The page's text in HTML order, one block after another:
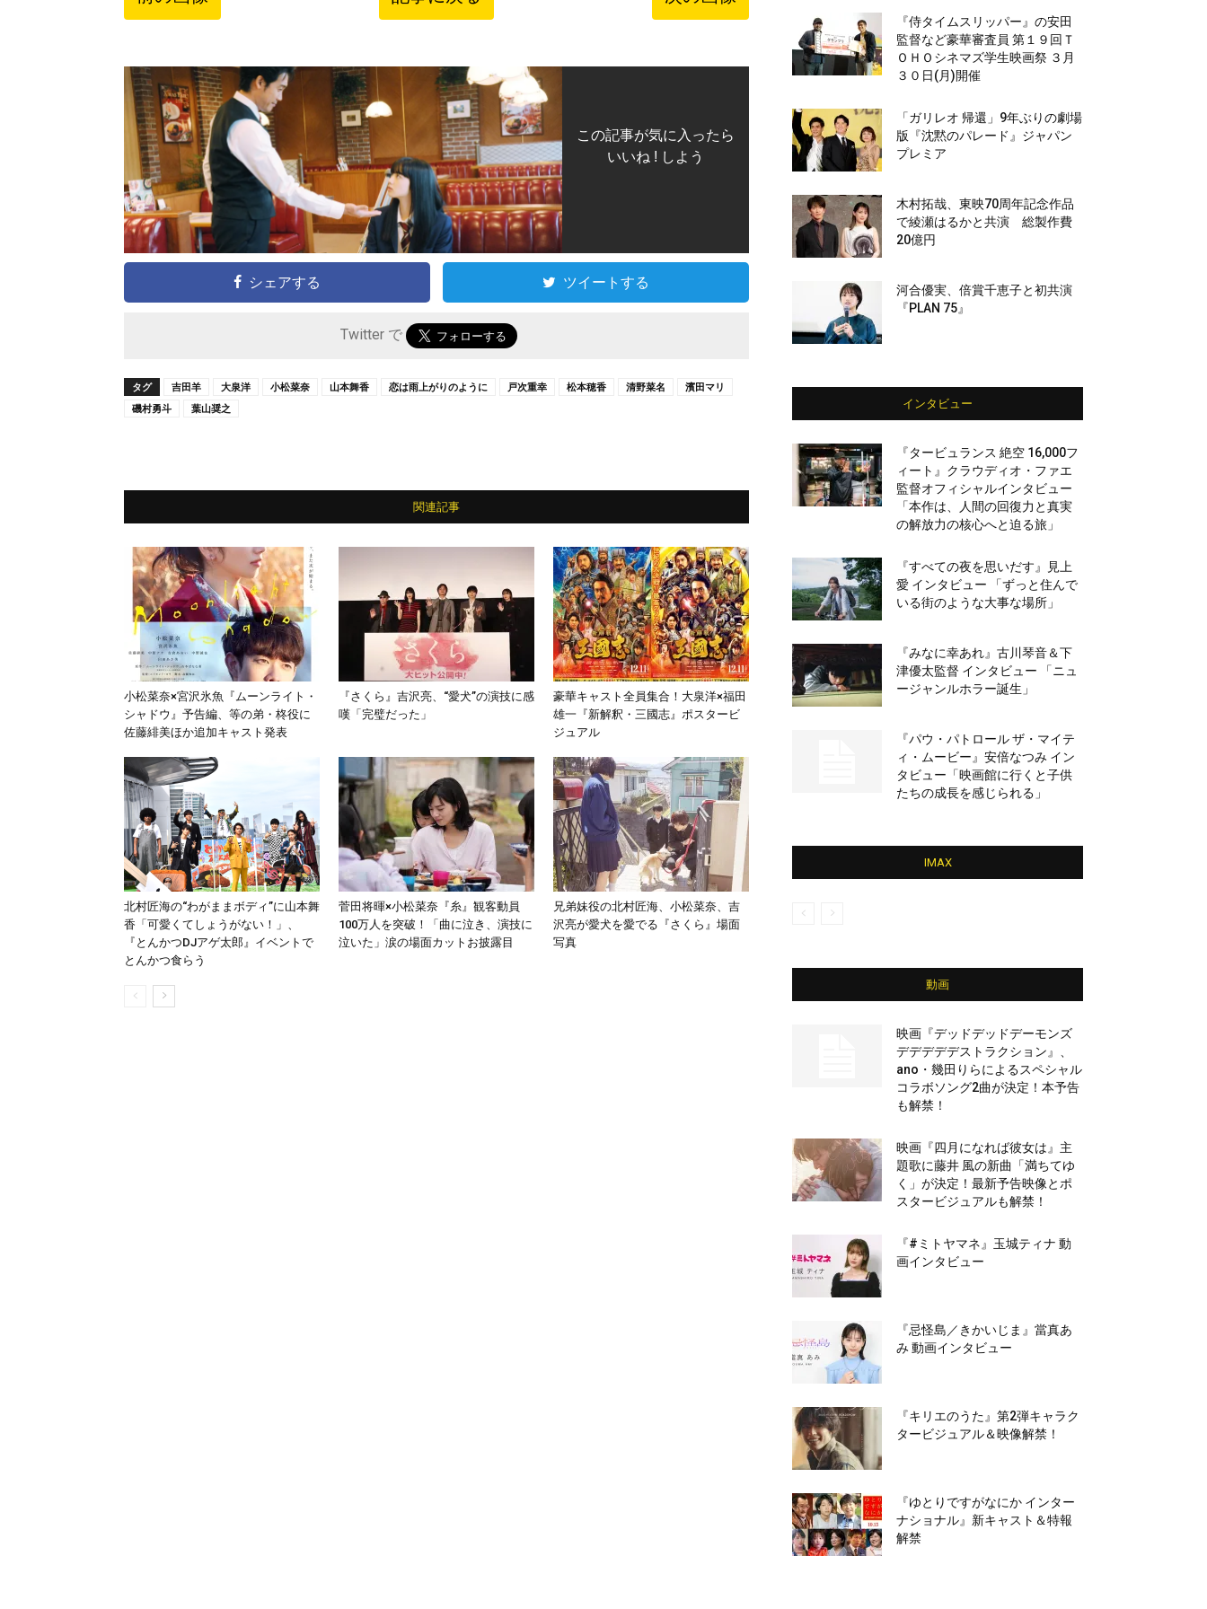
この記事が気に入ったら
いいね ! しよう
シェアする ツイートする
Twitter で
タグ 吉田羊 大泉洋 小松菜奈 山本舞香 恋は雨上がりのように 戸次重幸 松本穂香 清野菜名
濱田マリ
磯村勇斗
葉山奨之
関連記事
小松菜奈×宮沢氷魚『ムーンライト・
シャドウ』予告編、等の弟・柊役に
佐藤緋美ほか追加キャスト発表
『さくら』吉沢亮、“愛⽝”の演技に感
嘆「完璧だった」
豪華キャスト全員集合！大泉洋×福田
雄一『新解釈・三國志』ポスタービ
ジュアル
北村匠海の“わがままボディ”に山本舞
香「可愛くてしょうがない！」、
『とんかつDJアゲ太郎』イベントで
とんかつ食らう
菅田将暉×小松菜奈『糸』観客動員
100万人を突破！「曲に泣き、演技に
泣いた」涙の場面カットお披露目
兄弟妹役の北村匠海、小松菜奈、吉
沢亮が愛犬を愛でる『さくら』場面
写真
『侍タイムスリッパー』の安田
監督など豪華審査員 第１９回Ｔ
ＯＨＯシネマズ学生映画祭 ３月
３０日(月)開催
「ガリレオ 帰還」9年ぶりの劇場
版『沈黙のパレード』ジャパン
プレミア
木村拓哉、東映70周年記念作品
で綾瀬はるかと共演 総製作費
20億円
河合優実、倍賞千恵子と初共演
『PLAN 75』
インタビュー
『タービュランス 絶空 16,000フ
ィート』クラウディオ・ファエ
監督オフィシャルインタビュー
「本作は、人間の回復力と真実
の解放力の核心へと迫る旅」
『すべての夜を思いだす』見上
愛 インタビュー 「ずっと住んで
いる街のような大事な場所」
『みなに幸あれ』古川琴音＆下
津優太監督 インタビュー 「ニュ
ージャンルホラー誕生」
『パウ・パトロール ザ・マイテ
ィ・ムービー』安倍なつみ イン
タビュー「映画館に行くと子供
たちの成長を感じられる」
IMAX
動画
映画『デッドデッドデーモンズ
デデデデデストラクション』、
ano・幾田りらによるスペシャル
コラボソング2曲が決定！本予告
も解禁！
映画『四月になれば彼女は』主
題歌に藤井 風の新曲「満ちてゆ
く」が決定！最新予告映像とポ
スタービジュアルも解禁！
『#ミトヤマネ』玉城ティナ 動
画インタビュー
『忌怪島／きかいじま』當真あ
み 動画インタビュー
『キリエのうた』第2弾キャラク
タービジュアル＆映像解禁！
『ゆとりですがなにか インター
ナショナル』新キャスト＆特報
解禁